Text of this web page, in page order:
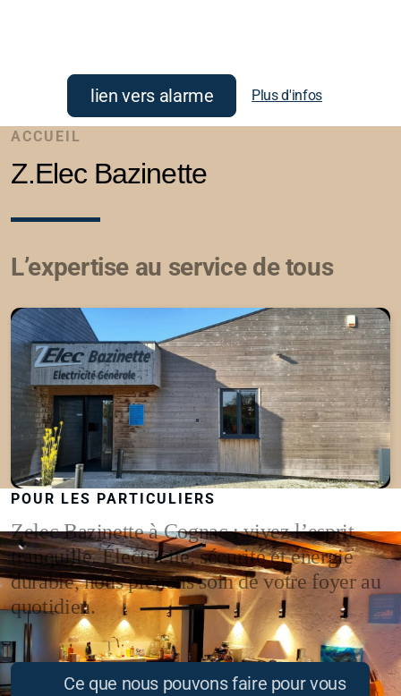
lien vers alarme Plus d'infos
ACCUEIL
Z.Elec Bazinette
L’expertise au service de tous
POUR LES PARTICULIERS
Zelec Bazinette à Cognac : vivez l’esprit
tranquille. Électricité, sécurité et énergie
durable, nous prenons soin de votre foyer au
quotidien.
Ce que nous pouvons faire pour vous